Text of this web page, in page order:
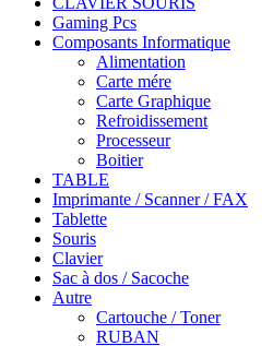
Gaming Pcs
Composants Informatique
Alimentation
Carte mére
Carte Graphique
Refroidissement
Processeur
Boitier
TABLE
Imprimante / Scanner / FAX
Tablette
Souris
Clavier
Sac à dos / Sacoche
Autre
Cartouche / Toner
RUBAN